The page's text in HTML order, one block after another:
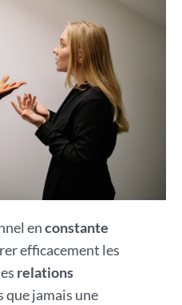
enconstante
efficacement les
relations
que jamais une